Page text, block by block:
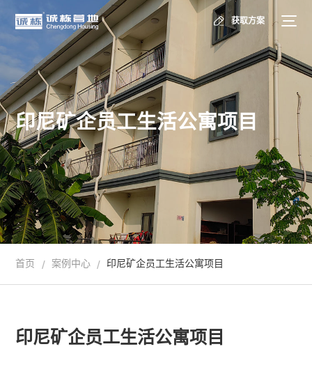
获取方案
印尼矿企员工生活公寓项目
首页 / 案例中心 / 印尼矿企员工生活公寓项目
印尼矿企员工生活公寓项目